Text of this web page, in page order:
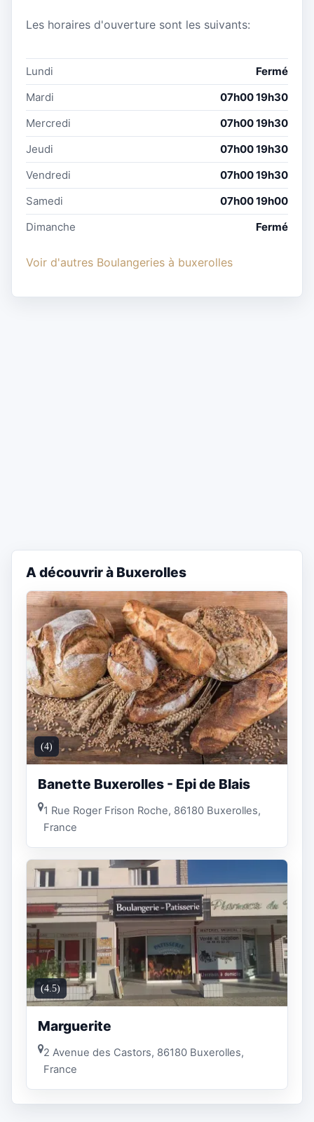
Les horaires d'ouverture sont les suivants:
Lundi
Fermé
Mardi
07h00 19h30
Mercredi
07h00 19h30
Jeudi
07h00 19h30
Vendredi
07h00 19h30
Samedi
07h00 19h00
Dimanche
Fermé
Voir d'autres Boulangeries à buxerolles
A découvrir à Buxerolles
(4)
Banette Buxerolles - Epi de Blais
1 Rue Roger Frison Roche, 86180 Buxerolles,
France
(4.5)
Marguerite
2 Avenue des Castors, 86180 Buxerolles,
France